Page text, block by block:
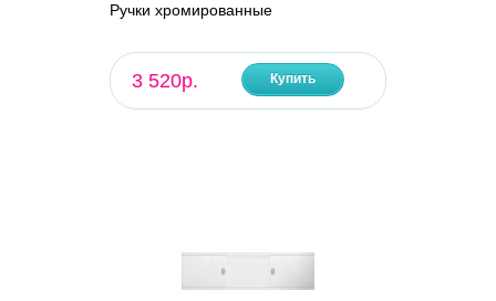
Ручки хромированные
3 520р. Купить